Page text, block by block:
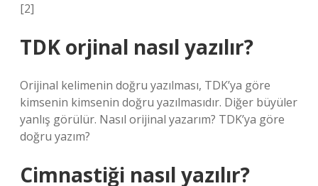
[2]
TDK orjinal nasıl yazılır?
Orijinal kelimenin doğru yazılması, TDK’ya göre
kimsenin kimsenin doğru yazılmasıdır. Diğer büyüler
yanlış görülür. Nasıl orijinal yazarım? TDK’ya göre
doğru yazım?
Cimnastiği nasıl yazılır?